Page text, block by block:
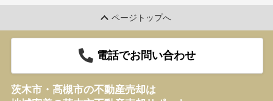
ページトップへ
電話でお問い合わせ
茨木市・高槻市の不動産売却は